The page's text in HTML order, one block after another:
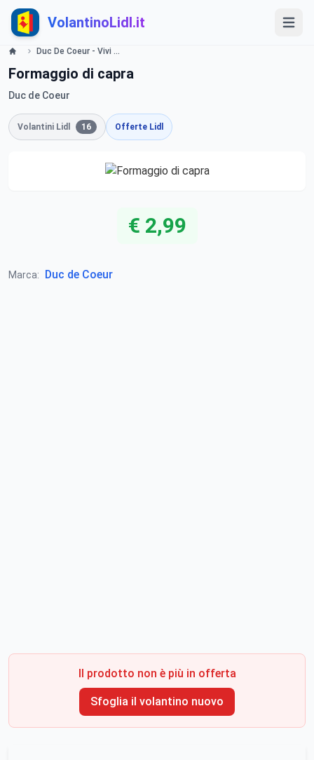
VolantinoLidl.it
Duc De Coeur - Vivi lo stile francese Lidl
Formaggio di capra
Duc de Coeur
Volantini Lidl 16 Offerte Lidl
€ 2,99
Marca: Duc de Coeur
Il prodotto non è più in offerta
Sfoglia il volantino nuovo